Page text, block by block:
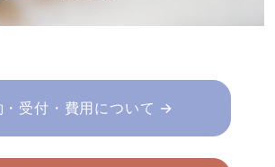
・受付・費用について →